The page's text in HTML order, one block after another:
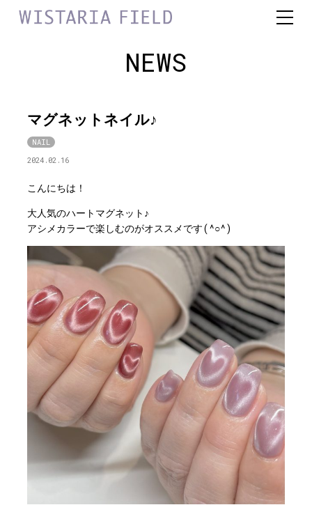
NEWS
マグネットネイル♪
NAIL
2024.02.16
こんにちは！
大人気のハートマグネット♪
アシメカラーで楽しむのがオススメです(^○^)